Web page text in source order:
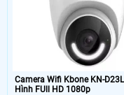
Camera Wifi Kbone KN-D23L Ghi
Hình FUll HD 1080p